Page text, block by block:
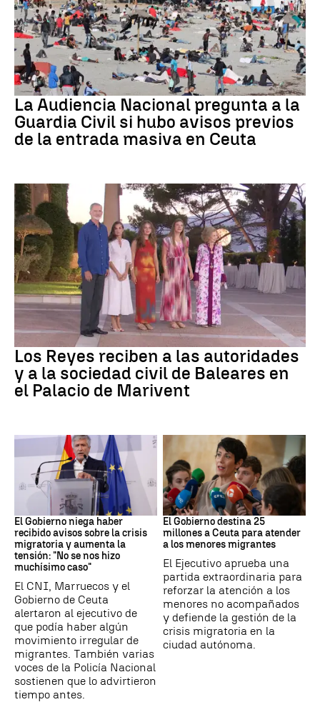
Crisis migratoria
La Audiencia Nacional pregunta a la
Guardia Civil si hubo avisos previos
de la entrada masiva en Ceuta
Los Reyes reciben a las autoridades
y a la sociedad civil de Baleares en
el Palacio de Marivent
El Gobierno niega haber
recibido avisos sobre la crisis
migratoria y aumenta la
tensión: "No se nos hizo
muchísimo caso"
El CNI, Marruecos y el
Gobierno de Ceuta
alertaron al ejecutivo de
que podía haber algún
movimiento irregular de
migrantes. También varias
voces de la Policía Nacional
sostienen que lo advirtieron
tiempo antes.
Crisis migratoria
El Gobierno destina 25
millones a Ceuta para atender
a los menores migrantes
El Ejecutivo aprueba una
partida extraordinaria para
reforzar la atención a los
menores no acompañados
y defiende la gestión de la
crisis migratoria en la
ciudad autónoma.